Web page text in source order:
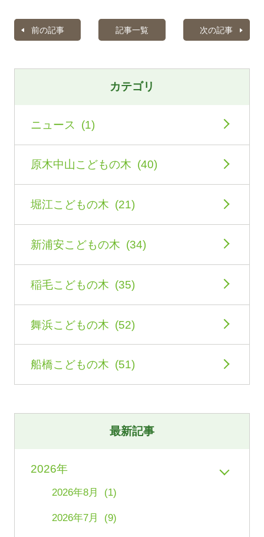
前の記事 記事一覧 次の記事
カテゴリ
ニュース (1)
原木中山こどもの木 (40)
堀江こどもの木 (21)
新浦安こどもの木 (34)
稲毛こどもの木 (35)
舞浜こどもの木 (52)
船橋こどもの木 (51)
最新記事
2026年
2026年8月 (1)
2026年7月 (9)